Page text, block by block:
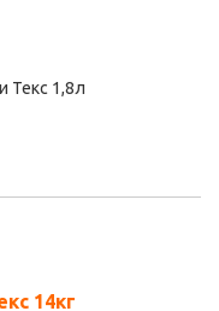
Текс 1,8л
14кг